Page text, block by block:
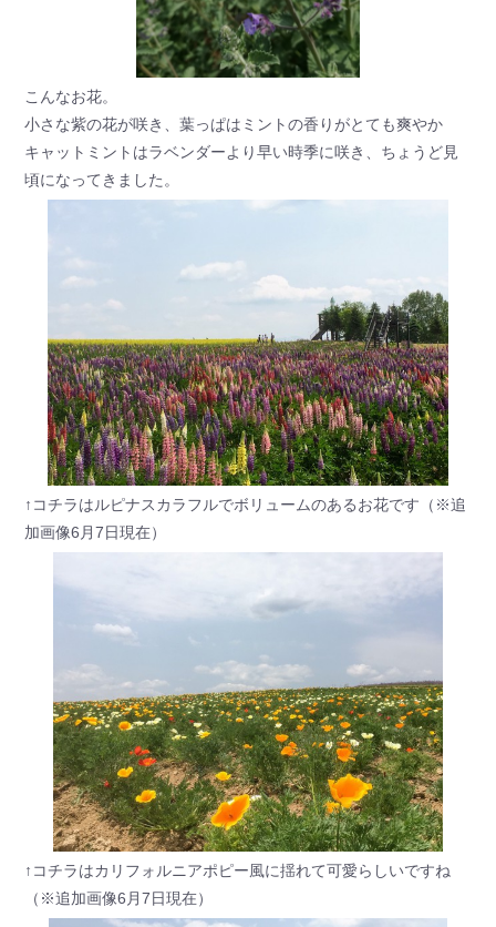
こんなお花。
小さな紫の花が咲き、葉っぱはミントの香りがとても爽やか
キャットミントはラベンダーより早い時季に咲き、ちょうど見
頃になってきました。
↑コチラはルピナスカラフルでボリュームのあるお花です（※追
加画像6月7日現在）
↑コチラはカリフォルニアポピー風に揺れて可愛らしいですね
（※追加画像6月7日現在）